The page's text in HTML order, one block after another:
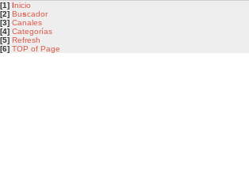
[1] Inicio
[2] Buscador
[3] Canales
[4] Categorías
[5] Refresh
[6] TOP of Page